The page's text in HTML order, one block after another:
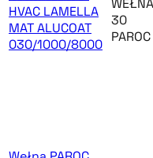
HVAC LAMELLA
MAT ALUCOAT
030/1000/8000
30
PAROC